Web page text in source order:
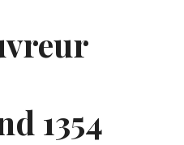
1354